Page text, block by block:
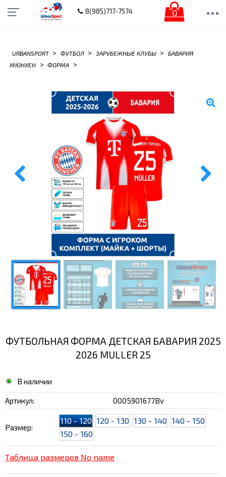
8(985)717-7574 0
URBANSPORT > ФУТБОЛ > ЗАРУБЕЖНЫЕ КЛУБЫ >
БАВАРИЯ
МЮНХЕН
> ФОРМА >
ФУТБОЛЬНАЯ ФОРМА ДЕТСКАЯ БАВАРИЯ 2025
2026 MULLER 25
В наличии
Артикул: 0005901677Bv
Размер:
110 - 120 120 - 130 130 - 140 140 - 150
150 - 160
Таблица размеров No name